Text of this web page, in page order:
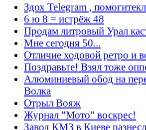
Здох Telegram ,
6 ю 8 = истрёж 48
Продам литровый Урал
Мне сегодня 50...
Отличие ходовой ретро и
Поздравьте! Взял тоже
Алюминиевый обод на
Волка
Отрыл Вояж
Журнал "Мото" воскрес!
Завод КМЗ в Киеве